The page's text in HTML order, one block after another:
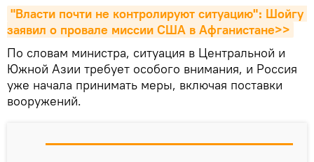
"Власти почти не контролируют ситуацию"։ Шойгу
заявил о провале миссии США в Афганистане>>
По словам министра, ситуация в Центральной и
Южной Азии требует особого внимания, и Россия
уже начала принимать меры, включая поставки
вооружений.